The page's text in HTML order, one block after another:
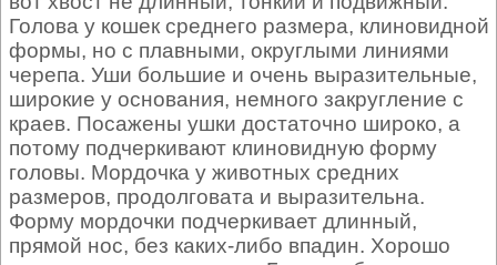
Голова у кошек среднего размера, клиновидной
формы, но с плавными, округлыми линиями
черепа. Уши большие и очень выразительные,
широкие у основания, немного закругление с
краев. Посажены ушки достаточно широко, а
потому подчеркивают клиновидную форму
головы. Мордочка у животных средних
размеров, продолговата и выразительна.
Форму мордочки подчеркивает длинный,
прямой нос, без каких-либо впадин. Хорошо